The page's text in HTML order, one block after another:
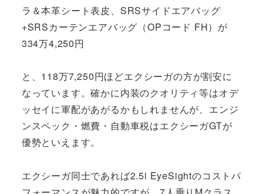
ラ＆本革シート表皮、SRSサイドエアバッグ
+SRSカーテンエアバッグ（OPコード FH）が
334万4,250円
と、118万7,250円ほどエクシーガの方が割安に
なっています。確かに内装のクオリティ等はオデ
ッセイに軍配があがるかもしれませんが、エンジ
ンスペック・燃費・自動車税はエクシーガGTが
優勢といえます。
エクシーガ同士であれば2.5i EyeSightのコストパ